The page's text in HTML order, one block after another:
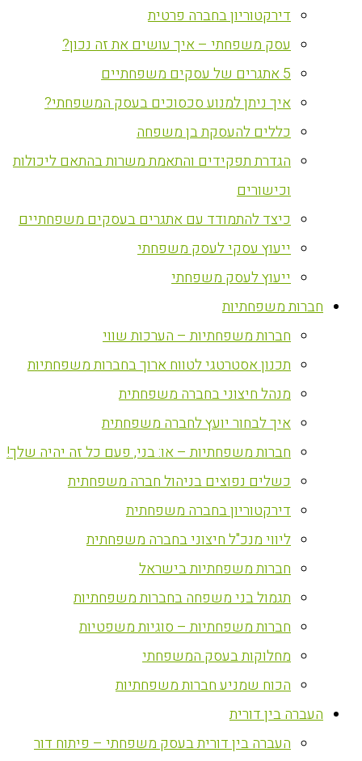
דירקטוריון בחברה פרטית
עסק משפחתי – איך עושים את זה נכון?
5 אתגרים של עסקים משפחתיים
איך ניתן למנוע סכסוכים בעסק המשפחתי?
כללים להעסקת בן משפחה
הגדרת תפקידים והתאמת משרות בהתאם ליכולות
וכישורים
כיצד להתמודד עם אתגרים בעסקים משפחתיים
ייעוץ עסקי לעסק משפחתי
ייעוץ לעסק משפחתי
חברות משפחתיות
חברות משפחתיות – הערכות שווי
תכנון אסטרטגי לטווח ארוך בחברות משפחתיות
מנהל חיצוני בחברה משפחתית
איך לבחור יועץ לחברה משפחתית
חברות משפחתיות – או: בני, פעם כל זה יהיה שלך!
כשלים נפוצים בניהול חברה משפחתית
דירקטוריון בחברה משפחתית
ליווי מנכ"ל חיצוני בחברה משפחתית
חברות משפחתיות בישראל
תגמול בני משפחה בחברות משפחתיות
חברות משפחתיות – סוגיות משפטיות
מחלוקות בעסק המשפחתי
הכוח שמניע חברות משפחתיות
העברה בין דורית
העברה בין דורית בעסק משפחתי – פיתוח דור